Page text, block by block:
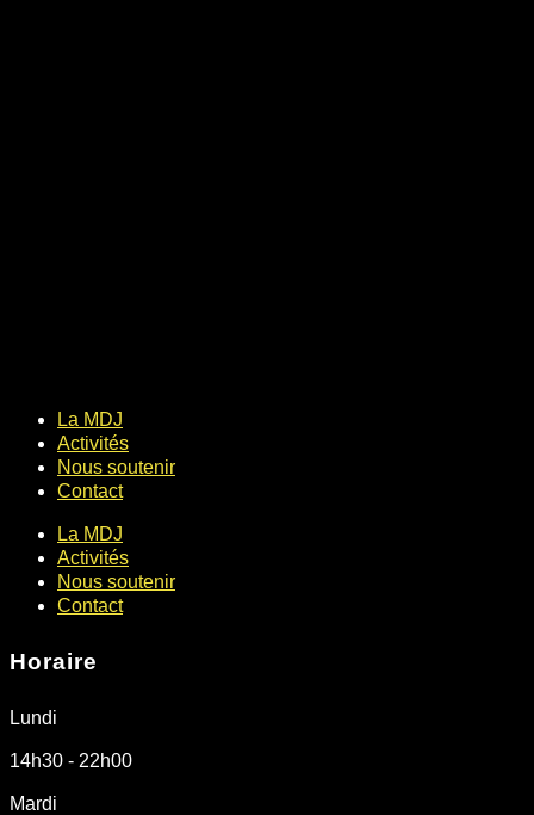
La MDJ
Activités
Nous soutenir
Contact
La MDJ
Activités
Nous soutenir
Contact
Horaire
Lundi
14h30 - 22h00
Mardi